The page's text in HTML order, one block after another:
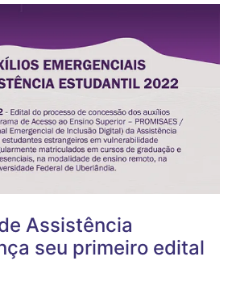
Assistência
seu primeiro edital